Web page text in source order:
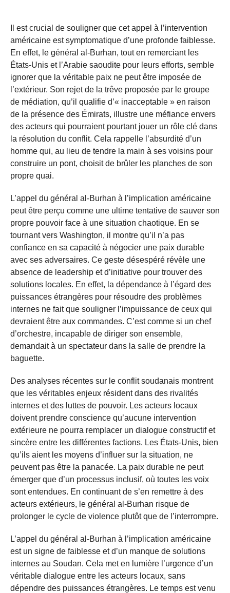
Il est crucial de souligner que cet appel à l’intervention
américaine est symptomatique d’une profonde faiblesse.
En effet, le général al-Burhan, tout en remerciant les
États-Unis et l’Arabie saoudite pour leurs efforts, semble
ignorer que la véritable paix ne peut être imposée de
l’extérieur. Son rejet de la trêve proposée par le groupe
de médiation, qu’il qualifie d’« inacceptable » en raison
de la présence des Émirats, illustre une méfiance envers
des acteurs qui pourraient pourtant jouer un rôle clé dans
la résolution du conflit. Cela rappelle l’absurdité d’un
homme qui, au lieu de tendre la main à ses voisins pour
construire un pont, choisit de brûler les planches de son
propre quai.
L’appel du général al-Burhan à l’implication américaine
peut être perçu comme une ultime tentative de sauver son
propre pouvoir face à une situation chaotique. En se
tournant vers Washington, il montre qu’il n’a pas
confiance en sa capacité à négocier une paix durable
avec ses adversaires. Ce geste désespéré révèle une
absence de leadership et d’initiative pour trouver des
solutions locales. En effet, la dépendance à l’égard des
puissances étrangères pour résoudre des problèmes
internes ne fait que souligner l’impuissance de ceux qui
devraient être aux commandes. C’est comme si un chef
d’orchestre, incapable de diriger son ensemble,
demandait à un spectateur dans la salle de prendre la
baguette.
Des analyses récentes sur le conflit soudanais montrent
que les véritables enjeux résident dans des rivalités
internes et des luttes de pouvoir. Les acteurs locaux
doivent prendre conscience qu’aucune intervention
extérieure ne pourra remplacer un dialogue constructif et
sincère entre les différentes factions. Les États-Unis, bien
qu’ils aient les moyens d’influer sur la situation, ne
peuvent pas être la panacée. La paix durable ne peut
émerger que d’un processus inclusif, où toutes les voix
sont entendues. En continuant de s’en remettre à des
acteurs extérieurs, le général al-Burhan risque de
prolonger le cycle de violence plutôt que de l’interrompre.
L’appel du général al-Burhan à l’implication américaine
est un signe de faiblesse et d’un manque de solutions
internes au Soudan. Cela met en lumière l’urgence d’un
véritable dialogue entre les acteurs locaux, sans
dépendre des puissances étrangères. Le temps est venu